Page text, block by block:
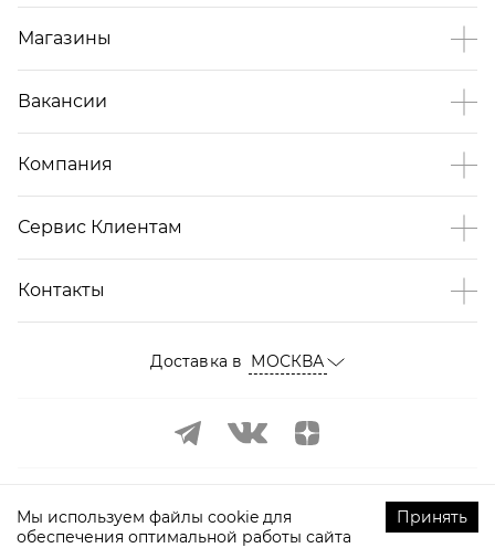
Магазины
Вакансии
Компания
Сервис Клиентам
Контакты
Доставка в МОСКВА
Мы используем файлы cookie для
обеспечения оптимальной работы сайта
Принять